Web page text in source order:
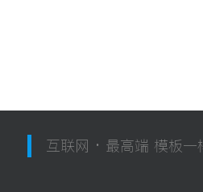
互联网 · 最高端 模板一